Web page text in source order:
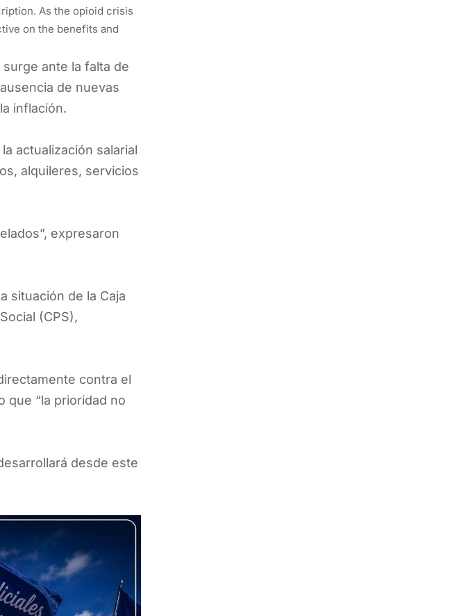
As the opioid crisis
on the benefits and
ante la falta de
de nuevas
inflación.
actualización salarial
alquileres, servicios
expresaron
situación de la Caja
(CPS),
contra el
que “la prioridad no
desde este